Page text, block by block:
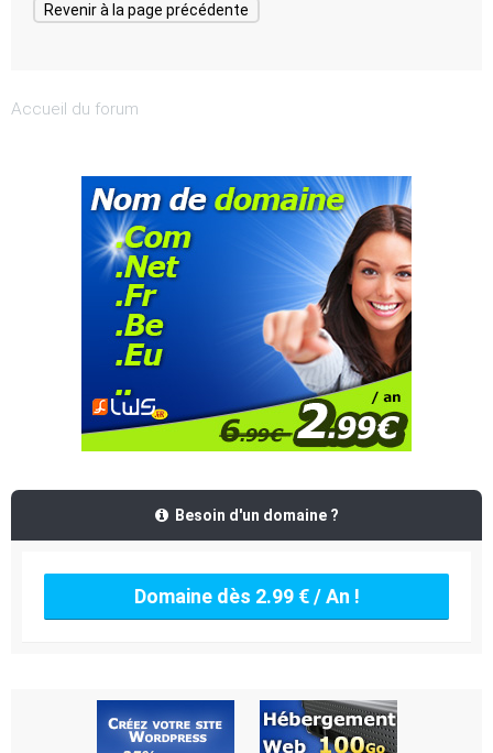
Revenir à la page précédente
Accueil du forum
Besoin d'un domaine ?
Domaine dès 2.99 € / An !